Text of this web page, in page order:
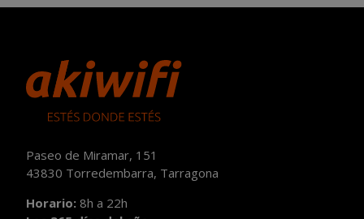
Paseo de Miramar, 151
43830 Torredembarra, Tarragona
Horario: 8h a 22h